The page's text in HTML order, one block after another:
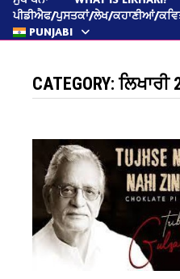
ਪੀਡੀਐਫ/ਪੁਸਤਕਾਂ/ਲੇਖ/ਕਹਾਣੀਆਂ/
PUNJABI
CATEGORY:ਲਿਖਾਰੀ